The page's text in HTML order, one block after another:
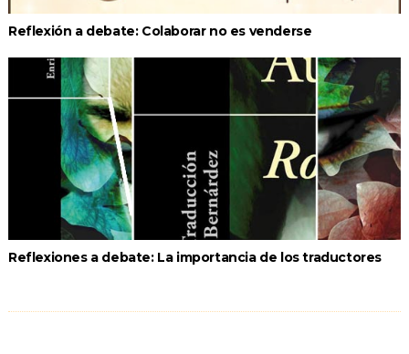
Reflexión a debate: Colaborar no es venderse
Reflexiones a debate: La importancia de los traductores